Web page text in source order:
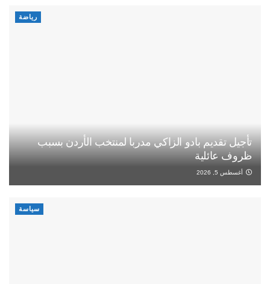
رياضة
تأجيل تقديم بادو الزاكي مدربا لمنتخب الأردن بسبب
ظروف عائلية
أغسطس 5, 2026
سياسة